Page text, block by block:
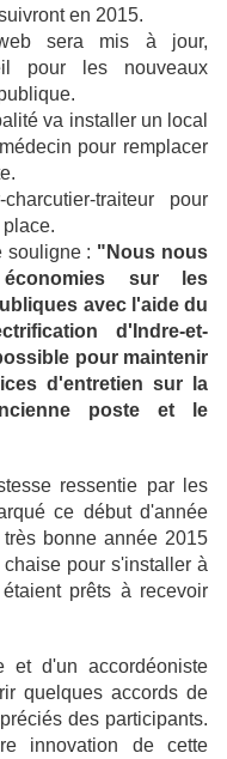
en 2015.
sera mis à jour,
pour les nouveaux
va installer un local
pour remplacer
traiteur pour
souligne : "Nous nous
sur les
avec l'aide du
d'Indre-et-
pour maintenir
d'entretien sur la
poste et le
ressentie par les
ce début d'année
bonne année 2015
pour s'installer à
prêts à recevoir
et d'un accordéoniste
quelques accords de
des participants.
innovation de cette